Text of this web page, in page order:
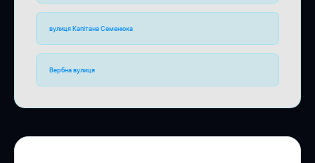
вулиця Капітана Семенюка
Вербна вулиця